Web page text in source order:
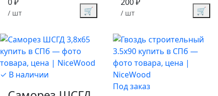
/ шт 🛒 / шт 🛒
✓ В наличии
Под заказ